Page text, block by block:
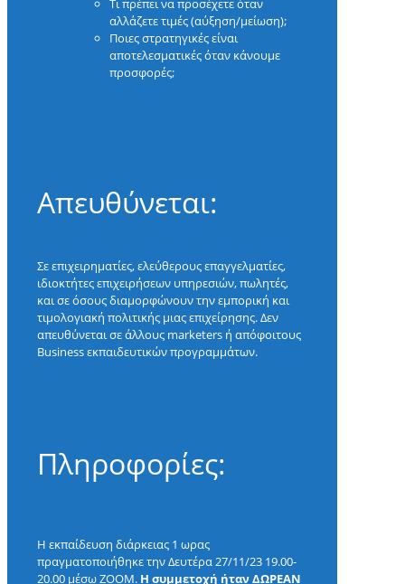
Τι πρέπει να προσέχετε όταν
αλλάζετε τιμές (αύξηση/μείωση);
Ποιες στρατηγικές είναι
αποτελεσματικές όταν κάνουμε
προσφορές;
Απευθύνεται:
Σε επιχειρηματίες, ελεύθερους επαγγελματίες,
ιδιοκτήτες επιχειρήσεων υπηρεσιών, πωλητές,
και σε όσους διαμορφώνουν την εμπορική και
τιμολογιακή πολιτικής μιας επιχείρησης. Δεν
απευθύνεται σε άλλους marketers ή απόφοιτους
Business εκπαιδευτικών προγραμμάτων.
Πληροφορίες:
Η εκπαίδευση διάρκειας 1 ωρας
πραγματοποιήθηκε την Δευτέρα 27/11/23 19.00-
20.00 μέσω ΖΟΟΜ. H συμμετοχή ήταν ΔΩΡΕΑΝ